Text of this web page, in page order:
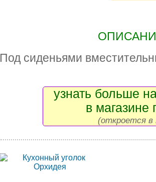
Под сиденьями
узнать больше
в магазине
(откроется в